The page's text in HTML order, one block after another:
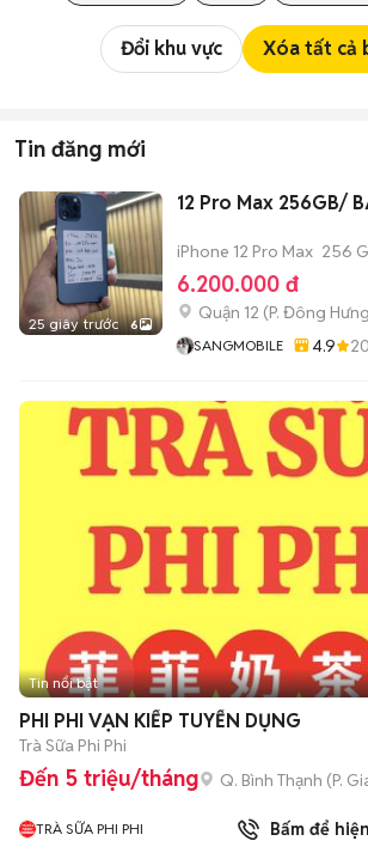
Đổi khu vực Xóa tất cả
Tin đăng mới
25 giây trước 6
12 Pro Max 256GB/
iPhone 12 Pro Max 256
6.200.000 đ
Quận 12 (P. Đông
SANGMOBILE 4.9
Tin nổi bật
PHI PHI VẠN KIẾP TUYỂN DỤNG
Trà Sữa Phi Phi
Đến 5 triệu/tháng Q. Bình Thạnh (P.
TRÀ SỮA PHI PHI Bấm để